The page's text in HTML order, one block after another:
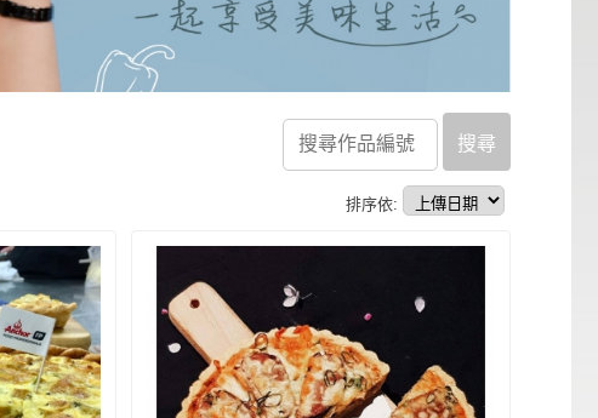
搜尋
排序依: